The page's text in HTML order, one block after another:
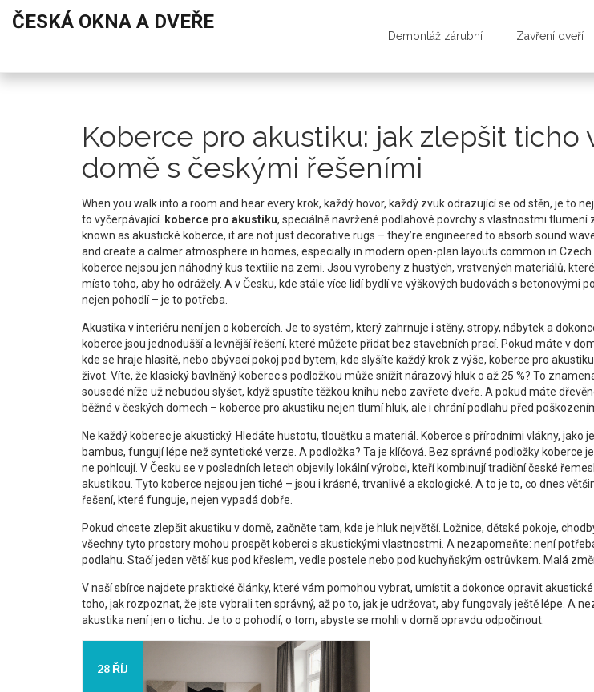
ČESKÁ OKNA A DVEŘE
Demontáž zárubní Zavření dveří
Koberce pro akustiku: jak zlepšit ticho
domě s českými řešeními
When you walk into a room and hear every krok, každý hovor, každý zvuk odrazující se od stěn, je to
to vyčerpávající. koberce pro akustiku, speciálně navržené podlahové povrchy s vlastnostmi tlumení
known as akustické koberce, it are not just decorative rugs – they’re engineered to absorb sound
and create a calmer atmosphere in homes, especially in modern open-plan layouts common in Czech
koberce nejsou jen náhodný kus textilie na zemi. Jsou vyrobeny z hustých, vrstvených materiálů,
místo toho, aby ho odrážely. A v Česku, kde stále více lidí bydlí ve výškových budovách s betonovými
nejen pohodlí – je to potřeba.
Akustika v interiéru není jen o kobercích. Je to systém, který zahrnuje i stěny, stropy, nábytek a
koberce jsou jednodušší a levnější řešení, které můžete přidat bez stavebních prací. Pokud máte v
kde se hraje hlasitě, nebo obývací pokoj pod bytem, kde slyšíte každý krok z výše, koberce pro
život. Víte, že klasický bavlněný koberec s podložkou může snížit nárazový hluk o až 25 %? To
sousedé níže už nebudou slyšet, když spustíte těžkou knihu nebo zavřete dveře. A pokud máte
běžné v českých domech – koberce pro akustiku nejen tlumí hluk, ale i chrání podlahu před
Ne každý koberec je akustický. Hledáte hustotu, tloušťku a materiál. Koberce s přírodními vlákny, jako
bambus, fungují lépe než syntetické verze. A podložka? Ta je klíčová. Bez správné podložky koberce
ne pohlcují. V Česku se v posledních letech objevily lokální výrobci, kteří kombinují tradiční české
akustikou. Tyto koberce nejsou jen tiché – jsou i krásné, trvanlivé a ekologické. A to je to, co dnes
řešení, které funguje, nejen vypadá dobře.
Pokud chcete zlepšit akustiku v domě, začněte tam, kde je hluk největší. Ložnice, dětské pokoje,
všechny tyto prostory mohou prospět koberci s akustickými vlastnostmi. A nezapomeňte: není
podlahu. Stačí jeden větší kus pod křeslem, vedle postele nebo pod kuchyňským ostrůvkem. Malá
V naší sbírce najdete praktické články, které vám pomohou vybrat, umístit a dokonce opravit akustické
toho, jak rozpoznat, že jste vybrali ten správný, až po to, jak je udržovat, aby fungovaly ještě lépe. A
akustika není jen o tichu. Je to o pohodlí, o tom, abyste se mohli v domě opravdu odpočinout.
28 ŘÍJ